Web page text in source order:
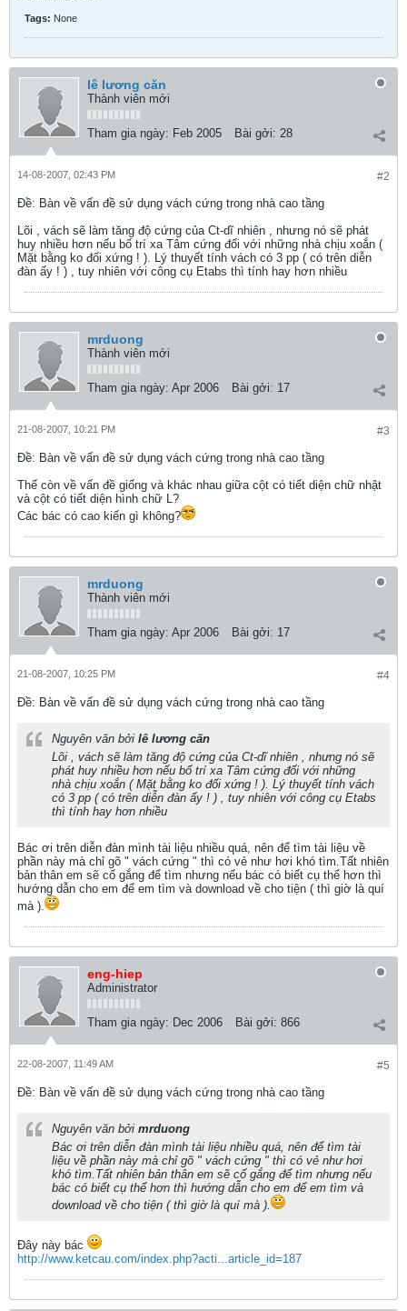
Tags: None
lê lương căn
Thành viên mới
Tham gia ngày: Feb 2005 Bài gởi: 28
#2
14-08-2007, 02:43 PM
Ðề: Bàn về vấn đề sử dụng vách cứng trong nhà cao tầng
Lõi , vách sẽ làm tăng độ cứng của Ct-dĩ nhiên , nhưng nó sẽ phát
huy nhiều hơn nếu bố trí xa Tâm cứng đối với những nhà chịu xoắn (
Mặt bằng ko đối xứng ! ). Lý thuyết tính vách có 3 pp ( có trên diễn
đàn ấy ! ) , tuy nhiên với công cụ Etabs thì tính hay hơn nhiều
mrduong
Thành viên mới
Tham gia ngày: Apr 2006 Bài gởi: 17
#3
21-08-2007, 10:21 PM
Ðề: Bàn về vấn đề sử dụng vách cứng trong nhà cao tầng
Thế còn về vấn đề giống và khác nhau giữa cột có tiết diện chữ nhật
và cột có tiết diện hình chữ L?
Các bác có cao kiến gì không?
mrduong
Thành viên mới
Tham gia ngày: Apr 2006 Bài gởi: 17
#4
21-08-2007, 10:25 PM
Ðề: Bàn về vấn đề sử dụng vách cứng trong nhà cao tầng
Nguyên văn bởi lê lương căn
Lõi , vách sẽ làm tăng độ cứng của Ct-dĩ nhiên , nhưng nó sẽ
phát huy nhiều hơn nếu bố trí xa Tâm cứng đối với những
nhà chịu xoắn ( Mặt bằng ko đối xứng ! ). Lý thuyết tính vách
có 3 pp ( có trên diễn đàn ấy ! ) , tuy nhiên với công cụ Etabs
thì tính hay hơn nhiều
Bác ơi trên diễn đàn mình tài liệu nhiều quá, nên để tìm tài liệu về
phần này mà chỉ gõ " vách cứng " thì có vẻ như hơi khó tìm.Tất nhiên
bản thân em sẽ cố gắng để tìm nhưng nếu bác có biết cụ thể hơn thì
hướng dẫn cho em để em tìm và download về cho tiện ( thì giờ là quí
mà ).
eng-hiep
Administrator
Tham gia ngày: Dec 2006 Bài gởi: 866
#5
22-08-2007, 11:49 AM
Ðề: Bàn về vấn đề sử dụng vách cứng trong nhà cao tầng
Nguyên văn bởi mrduong
Bác ơi trên diễn đàn mình tài liệu nhiều quá, nên để tìm tài
liệu về phần này mà chỉ gõ " vách cứng " thì có vẻ như hơi
khó tìm.Tất nhiên bản thân em sẽ cố gắng để tìm nhưng nếu
bác có biết cụ thể hơn thì hướng dẫn cho em để em tìm và
download về cho tiện ( thì giờ là quí mà ).
Đây này bác
http://www.ketcau.com/index.php?acti...article_id=187